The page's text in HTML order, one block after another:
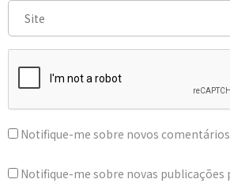
Notifique-me sobre novos
Notifique-me sobre novas publicações